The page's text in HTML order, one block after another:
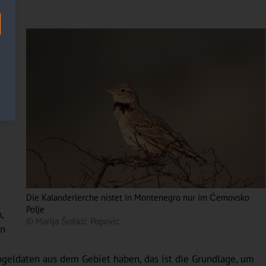
Die Kalanderlerche nistet in Montenegro nur im Ćemovsko
Polje
© Marija Šoškić Popović
aus dem Gebiet haben, das ist die Grundlage, um